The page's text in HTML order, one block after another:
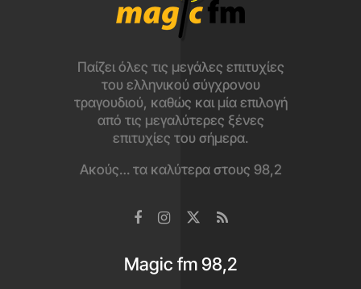
Παίζει όλες τις μεγάλες επιτυχίες
του ελληνικού σύγχρονου
τραγουδιού, καθώς και μία επιλογή
από τις μεγαλύτερες ξένες
επιτυχίες του σήμερα.
Ακούς… τα καλύτερα στους 98,2
Magic fm 98,2